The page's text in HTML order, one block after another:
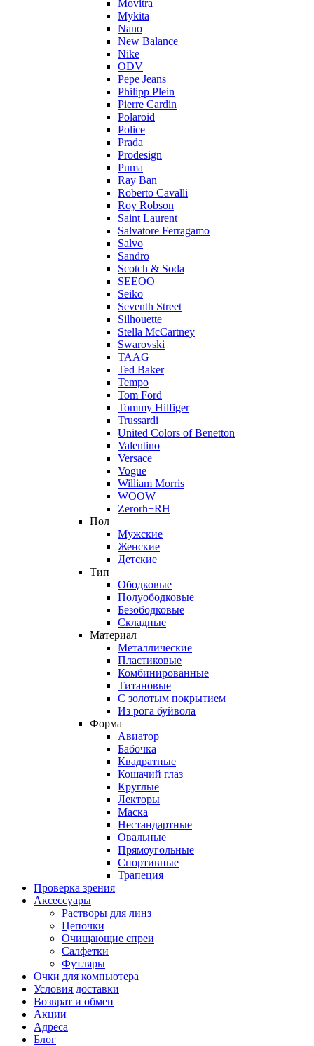
Movitra
Mykita
Nano
New Balance
Nike
ODV
Pepe Jeans
Philipp Plein
Pierre Cardin
Polaroid
Police
Prada
Prodesign
Puma
Ray Ban
Roberto Cavalli
Roy Robson
Saint Laurent
Salvatore Ferragamo
Salvo
Sandro
Scotch & Soda
SEEOO
Seiko
Seventh Street
Silhouette
Stella McCartney
Swarovski
TAAG
Ted Baker
Tempo
Tom Ford
Tommy Hilfiger
Trussardi
United Colors of Benetton
Valentino
Versace
Vogue
William Morris
WOOW
Zerorh+RH
Пол
Мужские
Женские
Детские
Тип
Ободковые
Полуободковые
Безободковые
Складные
Материал
Металлические
Пластиковые
Комбинированные
Титановые
С золотым покрытием
Из рога буйвола
Форма
Авиатор
Бабочка
Квадратные
Кошачий глаз
Круглые
Лекторы
Маска
Нестандартные
Овальные
Прямоугольные
Спортивные
Трапеция
Проверка зрения
Аксессуары
Растворы для линз
Цепочки
Очищающие спреи
Салфетки
Футляры
Очки для компьютера
Условия доставки
Возврат и обмен
Акции
Адреса
Блог